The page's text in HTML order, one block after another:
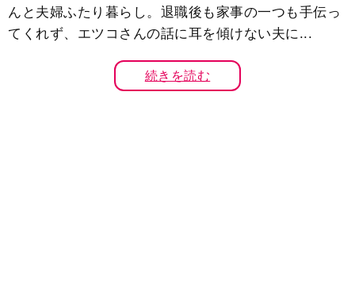
んと夫婦ふたり暮らし。退職後も家事の一つも手伝っ
てくれず、エツコさんの話に耳を傾けない夫に...
続きを読む